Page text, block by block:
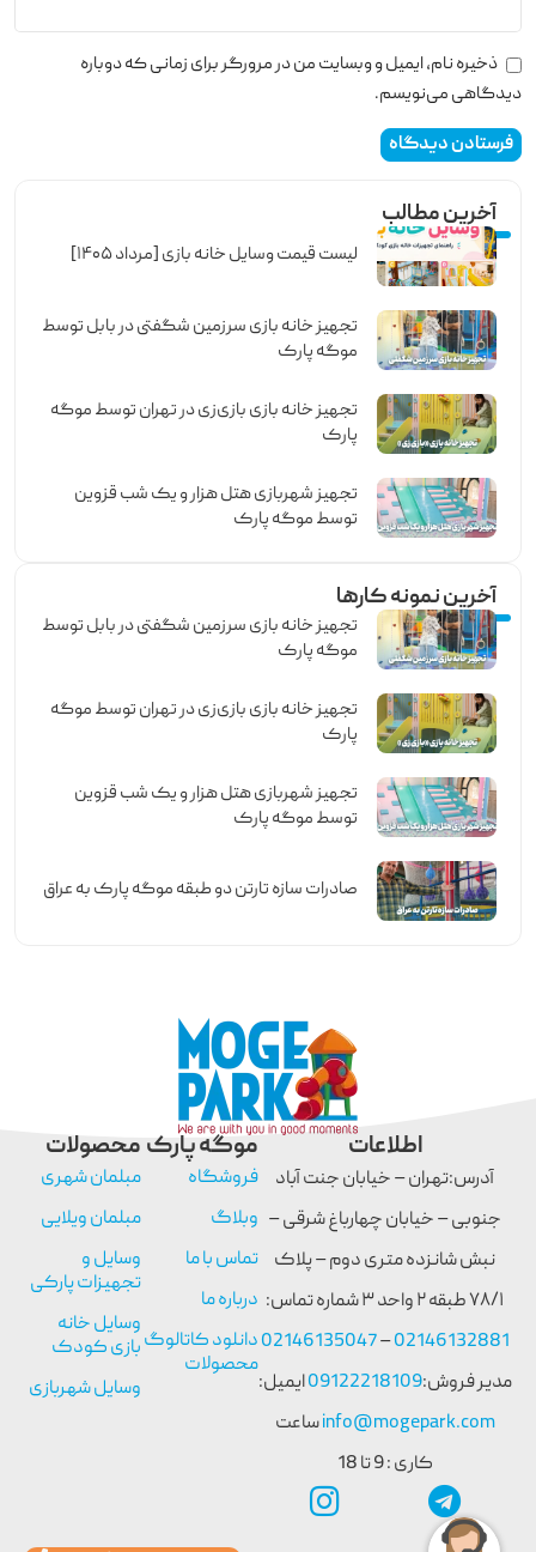
ذخیره نام، ایمیل و وبسایت من در مرورگر برای زمانی که دوباره
دیدگاهی می‌نویسم.
آخرین مطالب
لیست قیمت وسایل خانه بازی [مرداد ۱۴۰۵]
تجهیز خانه بازی سرزمین شگفتی در بابل توسط
موگه پارک
تجهیز خانه بازی بازی‌زی در تهران توسط موگه
پارک
تجهیز شهربازی هتل هزار و یک شب قزوین
توسط موگه پارک
آخرین نمونه کارها
تجهیز خانه بازی سرزمین شگفتی در بابل توسط
موگه پارک
تجهیز خانه بازی بازی‌زی در تهران توسط موگه
پارک
تجهیز شهربازی هتل هزار و یک شب قزوین
توسط موگه پارک
صادرات سازه تارتن دو طبقه موگه پارک به عراق
موگه پارک
فروشگاه
وبلاگ
تماس با ما
درباره ما
دانلود کاتالوگ
محصولات
محصولات
مبلمان شهری
مبلمان ویلایی
وسایل و
تجهیزات پارکی
وسایل خانه
بازی کودک
وسایل شهربازی
اطلاعات
آدرس:تهران – خیابان جنت آباد
جنوبی – خیابان چهارباغ شرقی –
نبش شانزده متری دوم – پلاک
۷۸/۱ طبقه ۲ واحد ۳ شماره تماس:
02146132881
–
02146135047
مدیر فروش:09122218109ایمیل:
info@mogepark.comساعت
کاری : 9 تا 18